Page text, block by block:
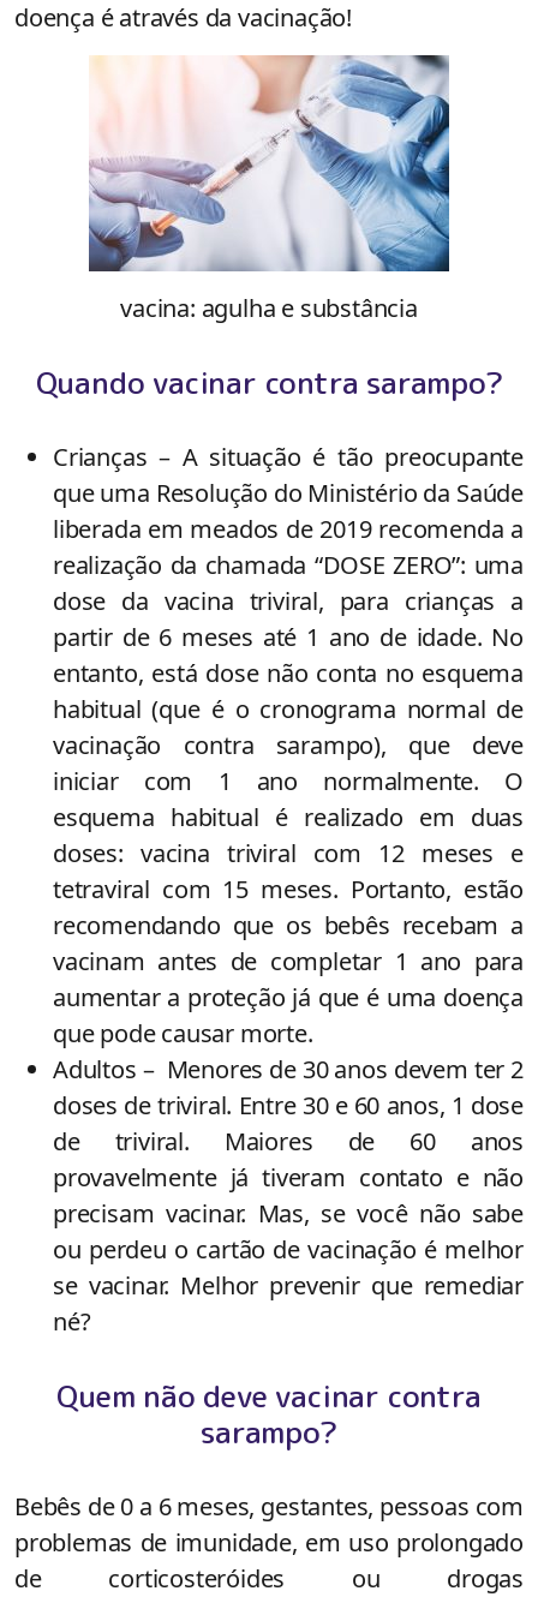
doença é através da vacinação!
vacina: agulha e substância
Quando vacinar contra sarampo?
Crianças– A situação é tão preocupante
que uma Resolução do Ministério da Saúde
liberada em meados de 2019 recomenda a
realização da chamada “DOSE ZERO”: uma
dose da vacina triviral, para crianças a
partir de 6 meses até 1 ano de idade. No
entanto, está dose não conta no esquema
habitual (que é o cronograma normal de
vacinação contra sarampo), que deve
iniciar com 1 ano normalmente. O
esquema habitual é realizado em duas
doses: vacina triviral com 12 meses e
tetraviral com 15 meses. Portanto, estão
recomendando que os bebês recebam a
vacinam antes de completar 1 ano para
aumentar a proteção já que é uma doença
que pode causar morte.
Adultos – Menores de 30 anos devem ter 2
doses de triviral. Entre 30 e 60 anos, 1 dose
de triviral. Maiores de 60 anos
provavelmente já tiveram contato e não
precisam vacinar. Mas, se você não sabe
ou perdeu o cartão de vacinação é melhor
se vacinar. Melhor prevenir que remediar
né?
Quem não deve vacinar contra
sarampo?
Bebês de 0 a 6 meses, gestantes, pessoas com
problemas de imunidade, em uso prolongado
de corticosteróides ou drogas